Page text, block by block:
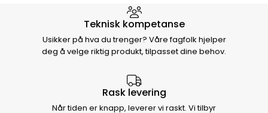
Hvorfor velge Storm Halvorsen
Teknisk kompetanse
Usikker på hva du trenger? Våre fagfolk hjelper
deg å velge riktig produkt, tilpasset dine behov.
Rask levering
Når tiden er knapp, leverer vi raskt. Vi tilbyr